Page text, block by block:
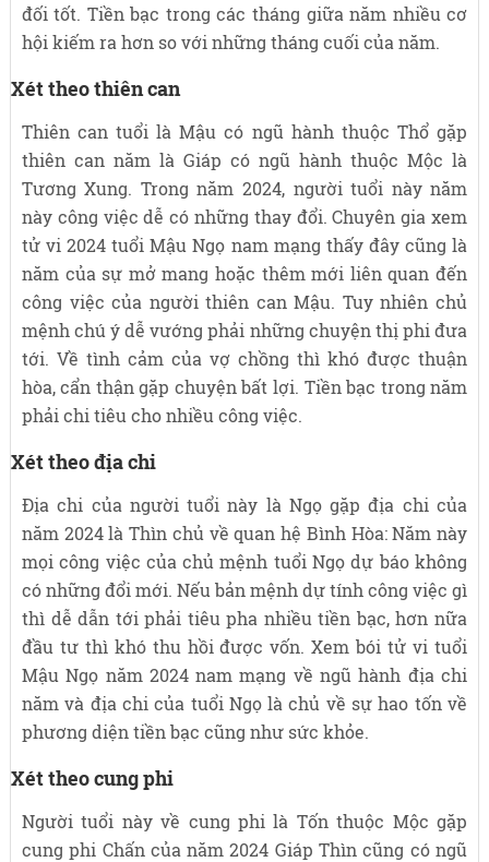
đối tốt. Tiền bạc trong các tháng giữa năm nhiều cơ
hội kiếm ra hơn so với những tháng cuối của năm.
Xét theo thiên can
Thiên can tuổi là Mậu có ngũ hành thuộc Thổ gặp
thiên can năm là Giáp có ngũ hành thuộc Mộc là
Tương Xung. Trong năm 2024, người tuổi này năm
này công việc dễ có những thay đổi. Chuyên gia xem
tử vi 2024 tuổi Mậu Ngọ nam mạng thấy đây cũng là
năm của sự mở mang hoặc thêm mới liên quan đến
công việc của người thiên can Mậu. Tuy nhiên chủ
mệnh chú ý dễ vướng phải những chuyện thị phi đưa
tới. Về tình cảm của vợ chồng thì khó được thuận
hòa, cẩn thận gặp chuyện bất lợi. Tiền bạc trong năm
phải chi tiêu cho nhiều công việc.
Xét theo địa chi
Địa chi của người tuổi này là Ngọ gặp địa chi của
năm 2024 là Thìn chủ về quan hệ Bình Hòa: Năm này
mọi công việc của chủ mệnh tuổi Ngọ dự báo không
có những đổi mới. Nếu bản mệnh dự tính công việc gì
thì dễ dẫn tới phải tiêu pha nhiều tiền bạc, hơn nữa
đầu tư thì khó thu hồi được vốn. Xem bói tử vi tuổi
Mậu Ngọ năm 2024 nam mạng về ngũ hành địa chi
năm và địa chi của tuổi Ngọ là chủ về sự hao tốn về
phương diện tiền bạc cũng như sức khỏe.
Xét theo cung phi
Người tuổi này về cung phi là Tốn thuộc Mộc gặp
cung phi Chấn của năm 2024 Giáp Thìn cũng có ngũ